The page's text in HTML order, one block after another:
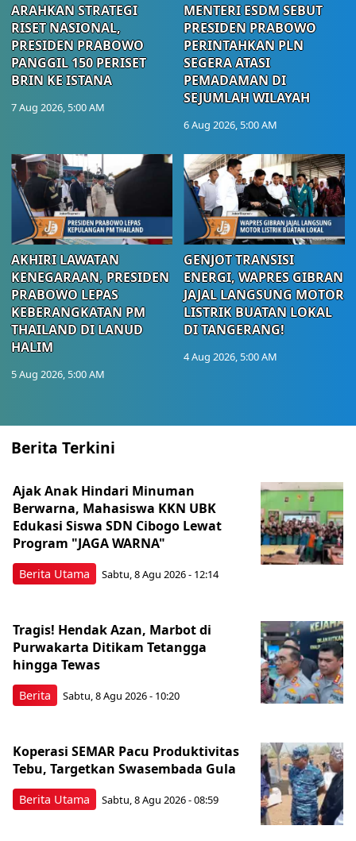
ARAHKAN STRATEGI
RISET NASIONAL,
PRESIDEN PRABOWO
PANGGIL 150 PERISET
BRIN KE ISTANA
7 Aug 2026, 5:00 AM
MENTERI ESDM SEBUT
PRESIDEN PRABOWO
PERINTAHKAN PLN
SEGERA ATASI
PEMADAMAN DI
SEJUMLAH WILAYAH
6 Aug 2026, 5:00 AM
AKHIRI LAWATAN
KENEGARAAN, PRESIDEN
PRABOWO LEPAS
KEBERANGKATAN PM
THAILAND DI LANUD
HALIM
5 Aug 2026, 5:00 AM
GENJOT TRANSISI
ENERGI, WAPRES GIBRAN
JAJAL LANGSUNG MOTOR
LISTRIK BUATAN LOKAL
DI TANGERANG!
4 Aug 2026, 5:00 AM
Berita Terkini
Berita Utama
Ajak Anak Hindari Minuman
Berwarna, Mahasiswa KKN UBK
Edukasi Siswa SDN Cibogo Lewat
Program "JAGA WARNA"
Sabtu, 8 Agu 2026 - 12:14
Berita
Tragis! Hendak Azan, Marbot di
Purwakarta Ditikam Tetangga
hingga Tewas
Sabtu, 8 Agu 2026 - 10:20
Berita Utama
Koperasi SEMAR Pacu Produktivitas
Tebu, Targetkan Swasembada Gula
Sabtu, 8 Agu 2026 - 08:59